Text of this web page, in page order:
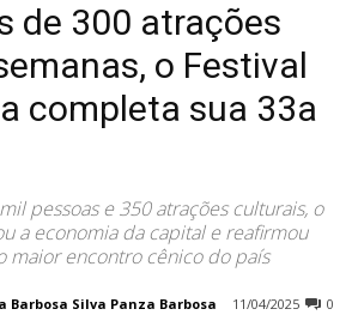
de 300 atrações
o Festival
completa sua 33a
pessoas e 350 atrações culturais, o
a economia da capital e reafirmou
maior encontro cênico do país
Barbosa Silva Panza Barbosa 11/04/2025 0